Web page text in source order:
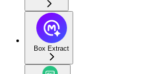
Box Extract